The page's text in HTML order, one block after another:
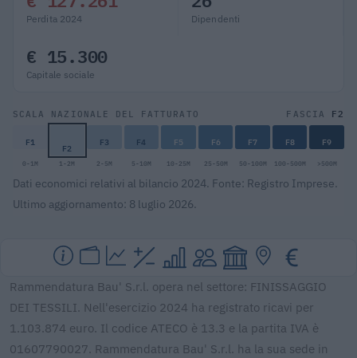
Perdita 2024 Dipendenti
€ 15.300
Capitale sociale
SCALA NAZIONALE DEL FATTURATO FASCIA F2
F1 F2 F3 F4 F5 F6 F7 F8 F9
0-1M 1-2M 2-5M 5-10M 10-25M 25-50M 50-100M 100-500M >500M
Dati economici relativi al bilancio 2024. Fonte: Registro Imprese.
Ultimo aggiornamento: 8 luglio 2026.
Rammendatura Bau' S.r.l. opera nel settore: FINISSAGGIO
DEI TESSILI. Nell'esercizio 2024 ha registrato ricavi per
1.103.874 euro. Il codice ATECO è 13.3 e la partita IVA è
01607790027. Rammendatura Bau' S.r.l. ha la sua sede in